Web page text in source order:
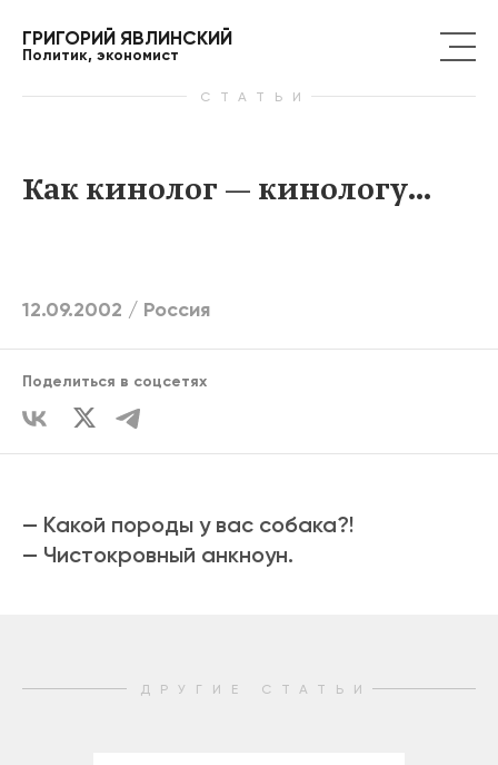
ГРИГОРИЙ ЯВЛИНСКИЙ
Политик, экономист
СТАТЬИ
Как кинолог — кинологу…
12.09.2002 / Россия
Поделиться в соцсетях
— Какой породы у вас собака?!
— Чистокровный анкноун.
ДРУГИЕ СТАТЬИ